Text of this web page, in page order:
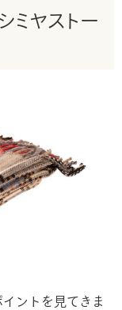
ミヤストー
ントを見てきま